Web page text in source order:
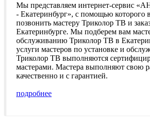
Мы представляем интернет-сервис
- Екатеринбург», с помощью которого
позвонить мастеру Триколор ТВ и
Екатеринбурге. Мы подберем вам
обслуживанию Триколор ТВ в
услуги мастеров по установке и
Триколор ТВ выполняются
мастерами. Мастера выполняют свою
качественно и с гарантией.
подробнее